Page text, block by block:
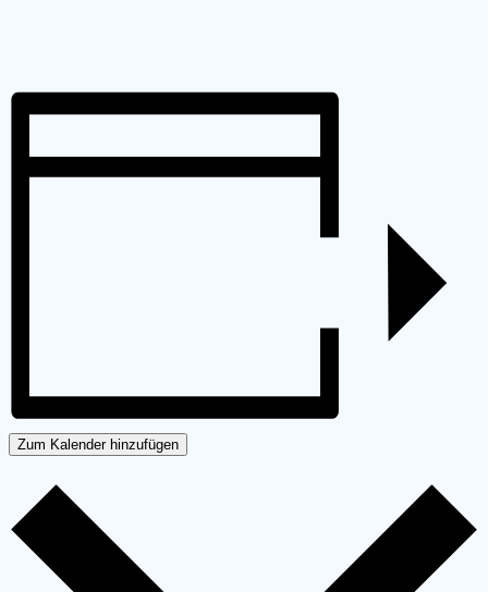
Zum Kalender hinzufügen